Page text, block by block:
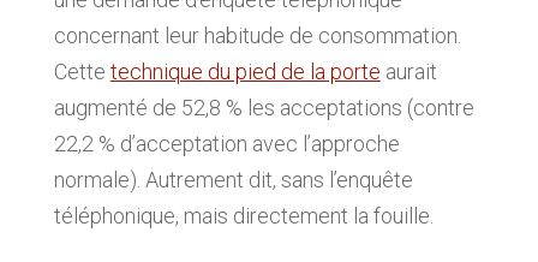
concernant leur habitude de consommation.
Cette technique du pied de la porte aurait
augmenté de 52,8 % les acceptations (contre
22,2 % d’acceptation avec l’approche
normale). Autrement dit, sans l’enquête
téléphonique, mais directement la fouille.